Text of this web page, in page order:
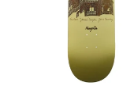
ROOFTOP